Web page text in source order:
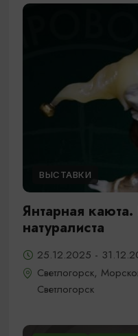
ВЫСТАВКИ
Янтарная
натуралиста
25.12.2025 -
Светлогорск,
Светлогорск